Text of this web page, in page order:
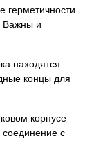
герметичности
Важны и
находятся
концы для
корпусе
соединение с